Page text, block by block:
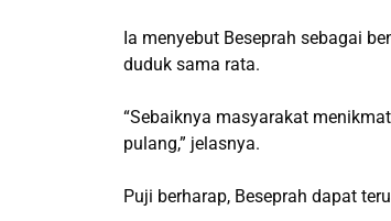
Ia menyebut Beseprah sebagai
duduk sama rata.
“Sebaiknya masyarakat
pulang,” jelasnya.
Puji berharap, Beseprah dapat